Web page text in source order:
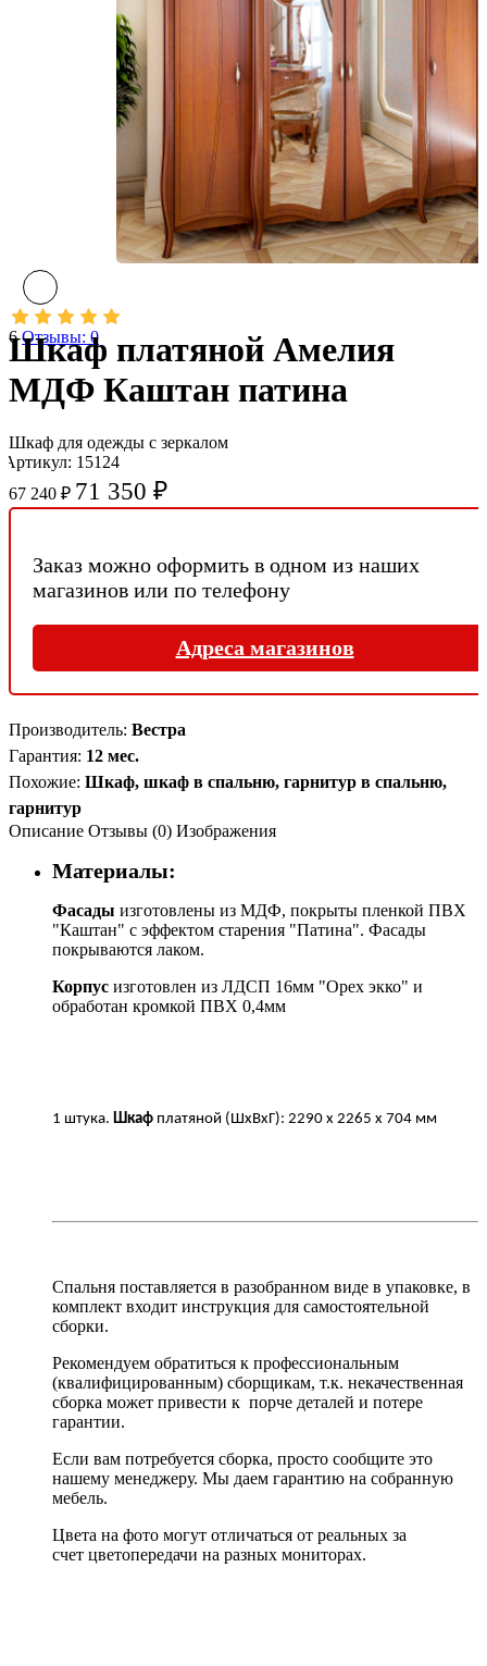
6 Отзывы: 0
Шкаф платяной Амелия
МДФ Каштан патина
Шкаф для одежды с зеркалом
Артикул: 15124
67 240 ₽ 71 350 ₽
Заказ можно оформить в одном из наших
магазинов или по телефону
Адреса магазинов
Производитель: Вестра
Гарантия: 12 мес.
Похожие: Шкаф, шкаф в спальню, гарнитур в спальню,
гарнитур
Описание Отзывы (0) Изображения
Материалы:
Фасады изготовлены из МДФ, покрыты пленкой ПВХ
"Каштан" с эффектом старения "Патина". Фасады
покрываются лаком.
Корпус изготовлен из ЛДСП 16мм "Орех экко" и
обработан кромкой ПВХ 0,4мм
1 штука. Шкаф платяной (ШхВхГ): 2290 х 2265 х 704 мм
Спальня поставляется в разобранном виде в упаковке, в
комплект входит инструкция для самостоятельной
сборки.
Рекомендуем обратиться к профессиональным
(квалифицированным) сборщикам, т.к. некачественная
сборка может привести к порче деталей и потере
гарантии.
Если вам потребуется сборка, просто сообщите это
нашему менеджеру. Мы даем гарантию на собранную
мебель.
Цвета на фото могут отличаться от реальных за
счет цветопередачи на разных мониторах.